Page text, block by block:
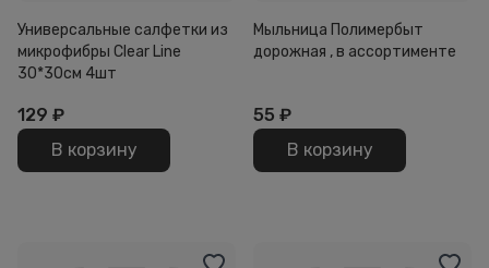
Универсальные салфетки из
микрофибры Clear Line
30*30см 4шт
129 ₽
В корзину
Мыльница Полимербыт
дорожная , в ассортименте
55 ₽
В корзину